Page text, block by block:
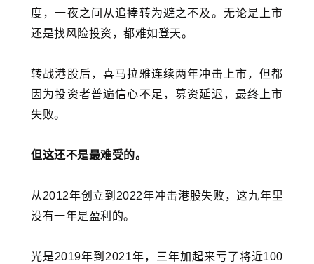
度，一夜之间从追捧转为避之不及。无论是上市
还是找风险投资，都难如登天。
转战港股后，喜马拉雅连续两年冲击上市，但都
因为投资者普遍信心不足，募资延迟，最终上市
失败。
但这还不是最难受的。
从2012年创立到2022年冲击港股失败，这九年里
没有一年是盈利的。
光是2019年到2021年，三年加起来亏了将近100